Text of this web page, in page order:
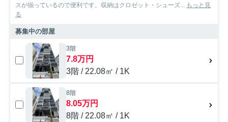
スが揃っているので便利です。収納はクロゼット・シューズ...
もっと見
る
募集中の部屋
3階
7.8万円
3階 / 22.08㎡ / 1K
8階
8.05万円
8階 / 22.08㎡ / 1K